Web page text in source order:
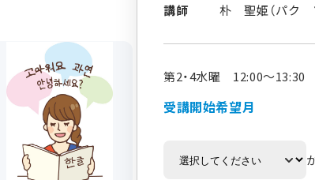
講師 朴 聖姫（パク
第2・4水曜 12:00～13:30
受講開始希望月